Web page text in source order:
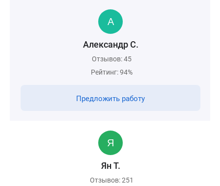
Александр С.
Отзывов: 45
Рейтинг: 94%
Предложить работу
Ян Т.
Отзывов: 251